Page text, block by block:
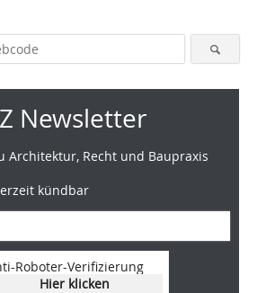
Newsletter
Architektur, Recht und Baupraxis
kündbar
Roboter-Verifizierung
Hier klicken